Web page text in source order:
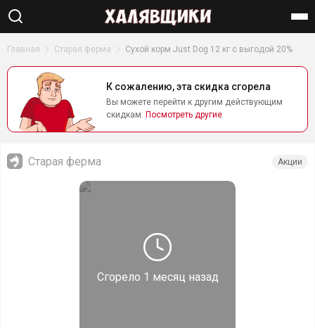
Найти
Главная Старая ферма Сухой корм Just Dog 12 кг с выгодой 20%
К сожалению, эта скидка сгорела
Вы можете перейти к другим действующим
скидкам. Посмотреть другие
Сгорело 1 месяц назад
Старая ферма Акции